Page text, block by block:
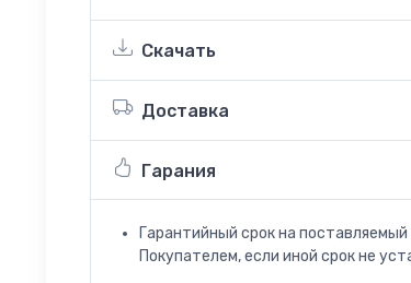
Скачать
Доставка
Гарания
Гарантийный срок на
Покупателем, если иной срок не